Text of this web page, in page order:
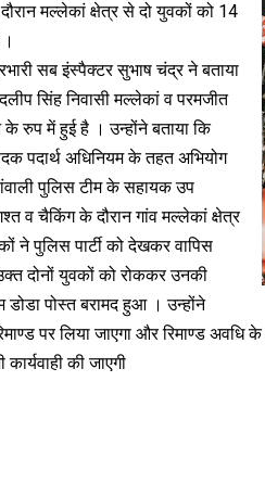
मल्लेकां क्षेत्र से दो युवकों को 14
सब इंस्पैक्टर सुभाष चंद्र ने बताया
सिंह निवासी मल्लेकां व परमजीत
के रुप में हुई है । उन्होंने बताया कि
पदार्थ अधिनियम के तहत अभियोग
पुलिस टीम के सहायक उप
व चैकिंग के दौरान गांव मल्लेकां क्षेत्र
ने पुलिस पार्टी को देखकर वापिस
दोनों युवकों को रोककर उनकी
पोस्त बरामद हुआ । उन्होंने
पर लिया जाएगा और रिमाण्ड
की जाएगी